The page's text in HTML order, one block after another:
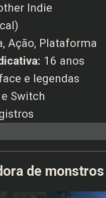
Indie
Ação, Plataforma
16 anos
e legendas
e Switch
de monstros